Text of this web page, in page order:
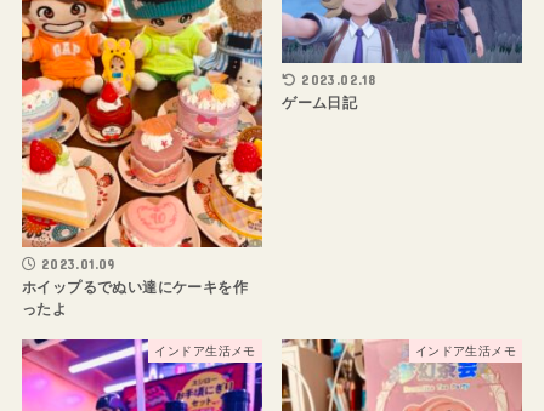
2023.01.09
ホイップるでぬい達にケーキを作
ったよ
2023.02.18
ゲーム日記
インドア生活メモ インドア生活メモ